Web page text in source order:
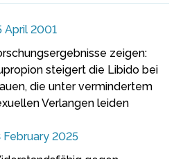
April 2001
zeigen:
steigert die Libido bei
die unter vermindertem
Verlangen leiden
February 2025